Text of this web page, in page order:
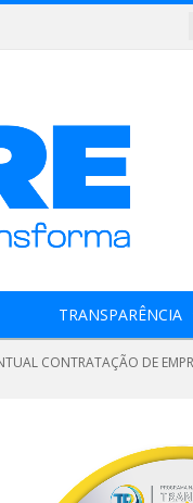
TRANSPARÊNCIA
CONTRATAÇÃO DE